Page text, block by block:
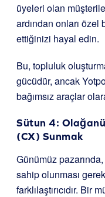
üyeleri olan
ardından onları
ettiğinizi hayal edin.
Bu, topluluk
gücüdür, ancak
bağımsız araçlar
Sütun 4:
(CX) Sunmak
Günümüz
sahip olunması
farklılaştırıcıdır. Bir